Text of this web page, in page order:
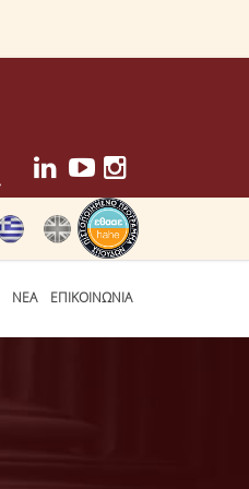
ΝΕΑ ΕΠΙΚΟΙΝΩΝΙΑ